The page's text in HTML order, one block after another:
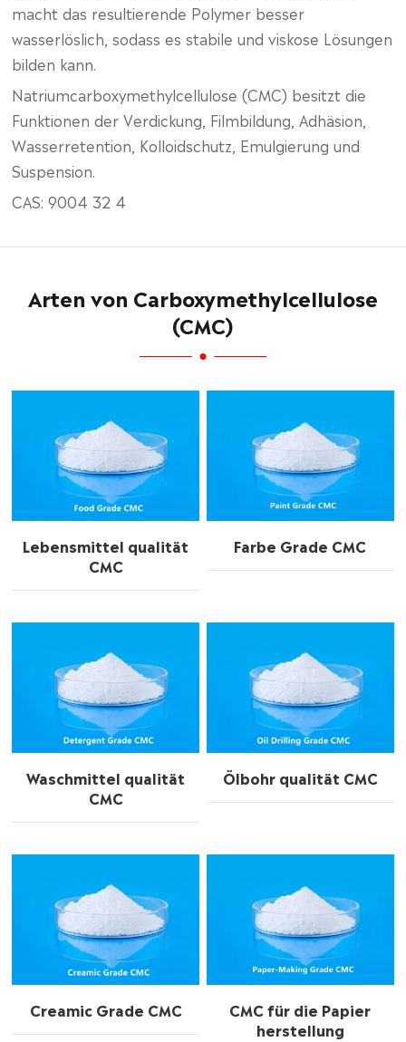
macht das resultierende Polymer besser
wasserlöslich, sodass es stabile und viskose Lösungen
bilden kann.
Natriumcarboxymethylcellulose (CMC) besitzt die
Funktionen der Verdickung, Filmbildung, Adhäsion,
Wasserretention, Kolloidschutz, Emulgierung und
Suspension.
CAS: 9004 32 4
Arten von Carboxymethylcellulose
(CMC)
Lebensmittel qualität
CMC
Farbe Grade CMC
Waschmittel qualität
CMC
Ölbohr qualität CMC
Creamic Grade CMC
CMC für die Papier
herstellung